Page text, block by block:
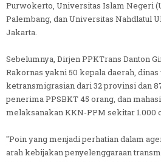
Purwokerto, Universitas Islam Negeri
Palembang, dan Universitas Nahdlatul
Jakarta.
Sebelumnya, Dirjen PPKTrans Danton
Rakornas yakni 50 kepala daerah,
ketransmigrasian dari 32 provinsi dan
penerima PPSBKT 45 orang, dan
melaksanakan KKN-PPM sekitar 1.000
"Poin yang menjadi perhatian dalam
arah kebijakan penyelenggaraan